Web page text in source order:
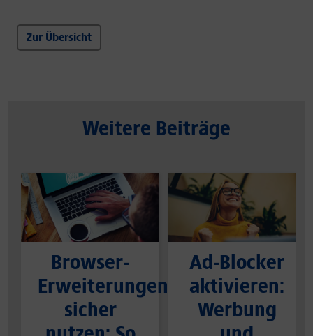
Zur Übersicht
Weitere Beiträge
Browser-
Erweiterungen
sicher
Ad-Blocker
aktivieren:
Werbung